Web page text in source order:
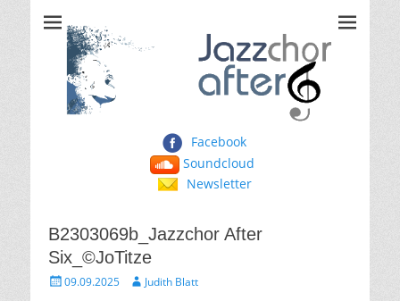
Jazzchor After Six
Facebook
Soundcloud
Newsletter
B2303069b_Jazzchor After
Six_©JoTitze
Gepostet
09.09.2025 AutorJudith Blatt